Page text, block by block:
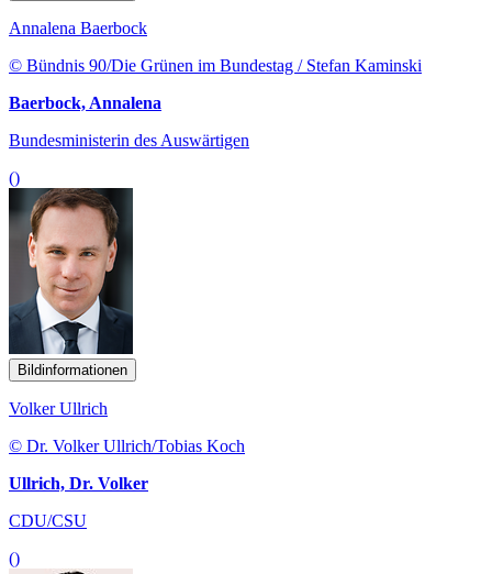
Annalena Baerbock
© Bündnis 90/Die Grünen im Bundestag / Stefan Kaminski
Baerbock, Annalena
Bundesministerin des Auswärtigen
()
Bildinformationen
Volker Ullrich
© Dr. Volker Ullrich/Tobias Koch
Ullrich, Dr. Volker
CDU/CSU
()